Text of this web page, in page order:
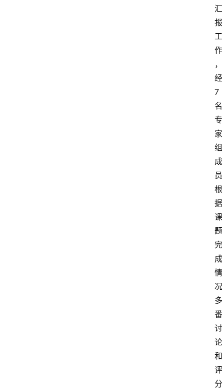
汇
报
工
作
，
经
7
名
专
家
组
成
员
根
据
课
题
完
成
情
况
多
番
讨
论
和
评
分